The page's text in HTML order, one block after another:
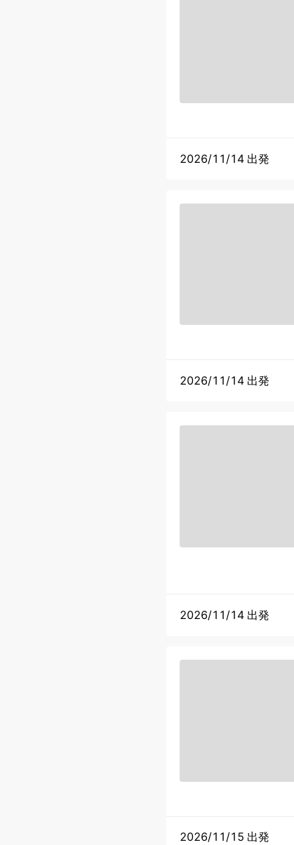
2026/11/14 出発
2026/11/14 出発
2026/11/14 出発
2026/11/15 出発